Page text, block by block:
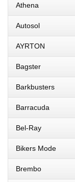
Athena
Autosol
AYRTON
Bagster
Barkbusters
Barracuda
Bel-Ray
Bikers Mode
Brembo